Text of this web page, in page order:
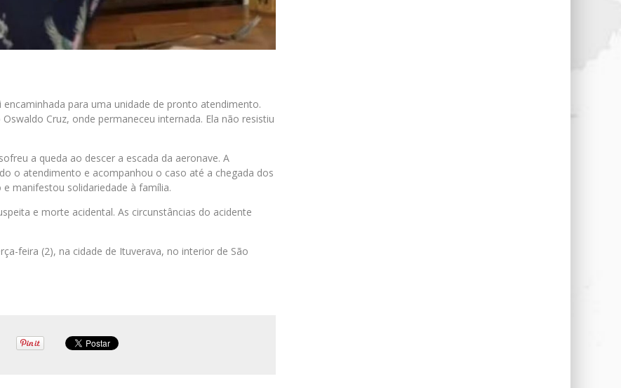
para uma unidade de pronto atendimento.
Cruz, onde permaneceu internada. Ela não resistiu
a queda ao descer a escada da aeronave. A
o atendimento e acompanhou o caso até a chegada dos
manifestou solidariedade à família.
e morte acidental. As circunstâncias do acidente
feira (2), na cidade de Ituverava, no interior de São